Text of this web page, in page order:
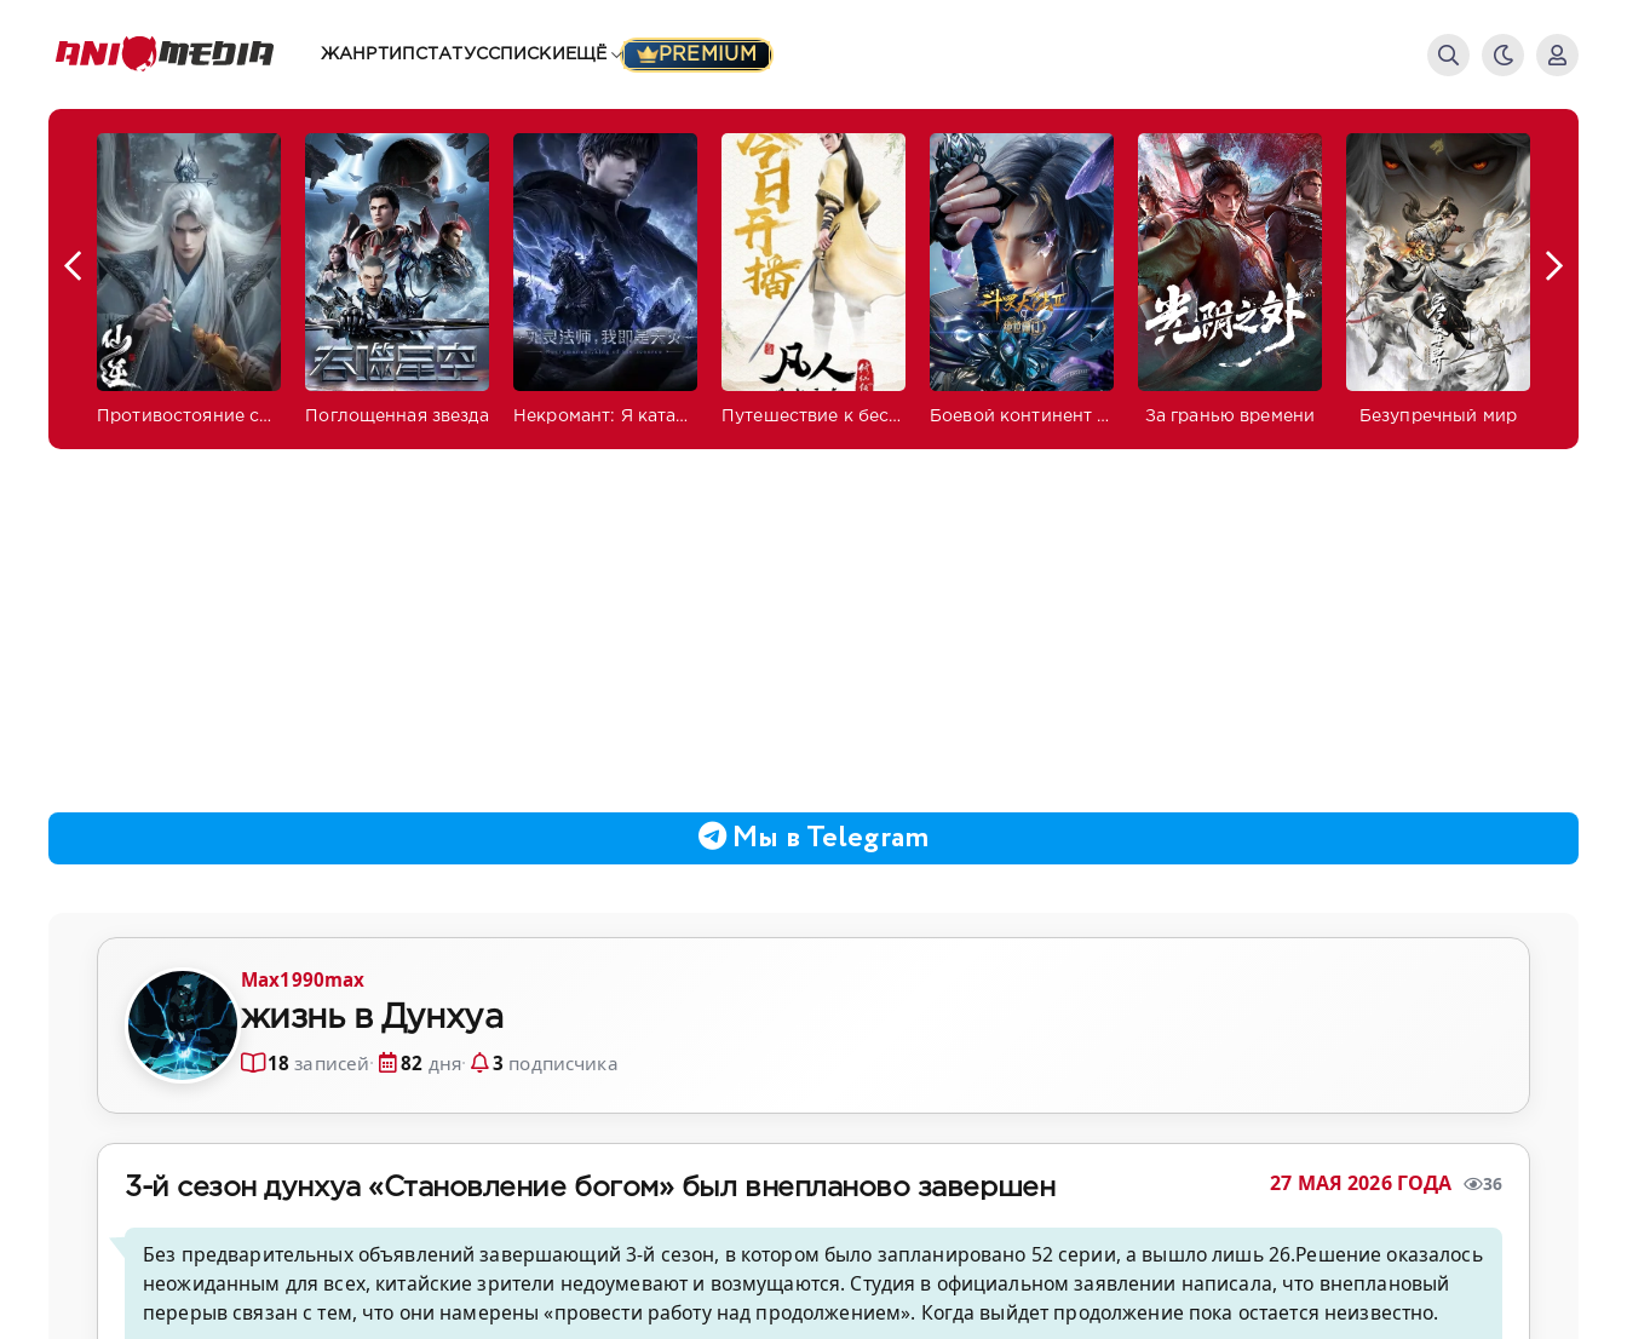
ЖАНРТИП СТАТУССПИСКИ ЕЩЁ PREMIUM
Противостояние святого Поглощенная звезда Некромант: Я катастрофа Путешествие к бессмертию Боевой континент 2: Непревзойдённый клан Тан За гранью времени Безупречный мир
Мы в Telegram
Max1990max
жизнь в Дунхуа
18 записей· 82 дня· 3 подписчика
3-й сезон дунхуа «Становление богом» был внепланово завершен 27 МАЯ 2026 ГОДА 36
Без предварительных объявлений завершающий 3-й сезон, в котором было запланировано 52 серии, а вышло лишь 26.Решение оказалось
неожиданным для всех, китайские зрители недоумевают и возмущаются. Студия в официальном заявлении написала, что внеплановый
перерыв связан с тем, что они намерены «провести работу над продолжением». Когда выйдет продолжение пока остается неизвестно.